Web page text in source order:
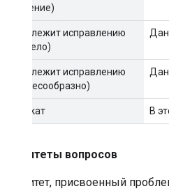
поведение)
Не подлежит исправлению
(Устарело)
Не подлежит исправлению
(нецелесообразно)
Дубликат В
Приоритеты вопросов
Приоритет, присвоенный